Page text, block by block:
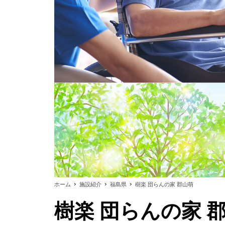
ホーム 施設紹介 福島県 樹楽 団らんの家 郡山萌
樹楽 団らんの家